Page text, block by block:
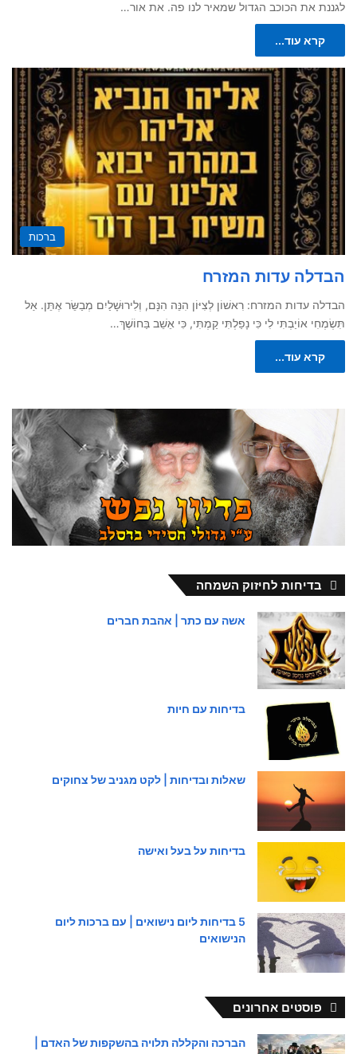
לגננת את הכוכב הגדול שמאיר לנו פה. את אור…
קרא עוד...
ברכות
הבדלה עדות המזרח
הבדלה עדות המזרח: רִאשׁוֹן לְצִיּוֹן הִנֵּה הִנָּם, וְלִירוּשָׁלַיִם מְבַשֵּׂר אֶתֵּן. אַל
תִּשְׂמְחִי אוֹיַבְתִּי לִי כִּי נָפַלְתִּי קַמְתִּי, כִּי אֵשֵׁב בַּחוֹשֶׁךְ…
קרא עוד...
בדיחות לחיזוק השמחה
אשה עם כתר | אהבת חברים
בדיחות עם חיות
שאלות ובדיחות | לקט מגניב של צחוקים
בדיחות על בעל ואישה
5 בדיחות ליום נישואים | עם ברכות ליום
הנישואים
פוסטים אחרונים
הברכה והקללה תלויה בהשקפות של האדם |